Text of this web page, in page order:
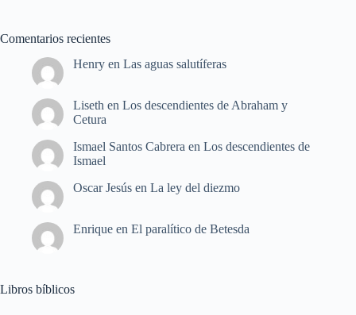
Comentarios recientes
Henry en Las aguas salutíferas
Liseth en Los descendientes de Abraham y
Cetura
Ismael Santos Cabrera en Los descendientes de
Ismael
Oscar Jesús en La ley del diezmo
Enrique en El paralítico de Betesda
Libros bíblicos